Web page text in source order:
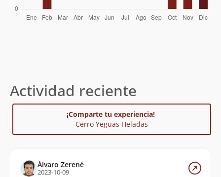
Actividad reciente
¡Comparte tu experiencia!
Cerro Yeguas Heladas
Álvaro Zerené
2023-10-09